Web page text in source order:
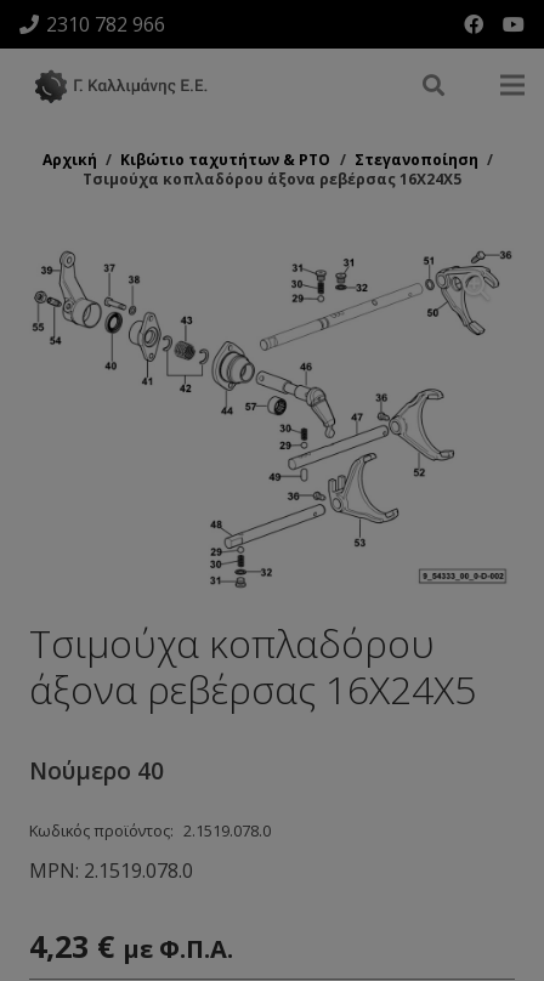
2310 782 966
Αρχική / Κιβώτιο ταχυτήτων & ΡΤΟ / Στεγανοποίηση /
Τσιμούχα κοπλαδόρου άξονα ρεβέρσας 16Χ24Χ5
Τσιμούχα κοπλαδόρου
άξονα ρεβέρσας 16Χ24Χ5
Νούμερο 40
Κωδικός προϊόντος: 2.1519.078.0
MPN: 2.1519.078.0
4,23 € με Φ.Π.Α.